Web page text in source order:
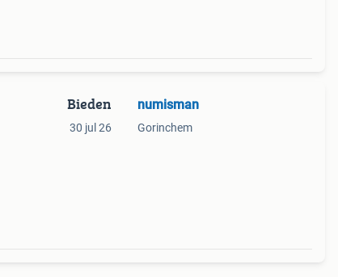
Bieden
30 jul 26
numisman
Gorinchem